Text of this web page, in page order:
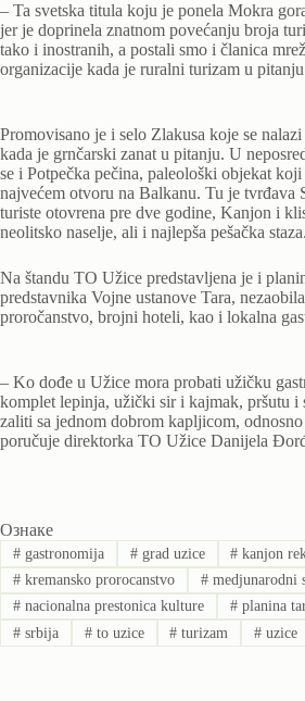
– Ta svetska titula koju je ponela Mokra
jer je doprinela znatnom povećanju broja
tako i inostranih, a postali smo i članica
organizacije kada je ruralni turizam u
Promovisano je i selo Zlakusa koje se
kada je grnčarski zanat u pitanju. U
se i Potpečka pečina, paleološki objekat
najvećem otvoru na Balkanu. Tu je tvrđava
turiste otovrena pre dve godine, Kanjon i
neolitsko naselje, ali i najlepša pešačka staza.
Na štandu TO Užice predstavljena je i
predstavnika Vojne ustanove Tara,
proročanstvo, brojni hoteli, kao i lokalna
– Ko dođe u Užice mora probati užičku
komplet lepinja, užički sir i kajmak, pršutu i
zaliti sa jednom dobrom kapljicom,
poručuje direktorka TO Užice Danijela
Ознаке
#gastronomija #grad uzice # kanjon
#kremansko prorocanstvo #medjunarodni
#nacionalna prestonica kulture #planina
#srbija #to uzice # turizam # uzice